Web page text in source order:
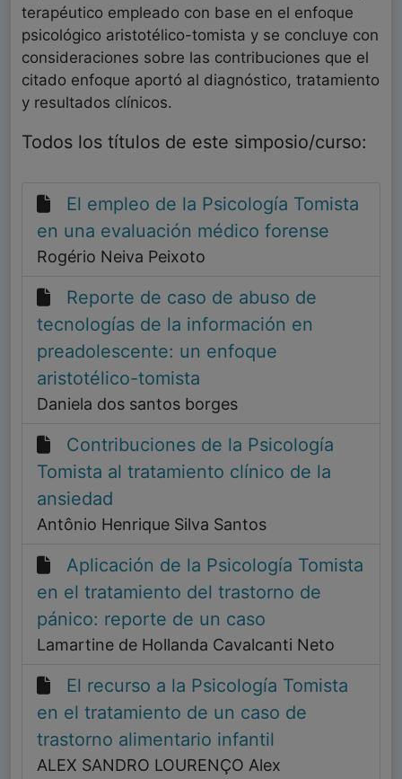
terapéutico empleado con base en el enfoque
psicológico aristotélico-tomista y se concluye con
consideraciones sobre las contribuciones que el
citado enfoque aportó al diagnóstico, tratamiento
y resultados clínicos.
Todos los títulos de este simposio/curso:
El empleo de la Psicología Tomista
en una evaluación médico forense
Rogério Neiva Peixoto
Reporte de caso de abuso de
tecnologías de la información en
preadolescente: un enfoque
aristotélico-tomista
Daniela dos santos borges
Contribuciones de la Psicología
Tomista al tratamiento clínico de la
ansiedad
Antônio Henrique Silva Santos
Aplicación de la Psicología Tomista
en el tratamiento del trastorno de
pánico: reporte de un caso
Lamartine de Hollanda Cavalcanti Neto
El recurso a la Psicología Tomista
en el tratamiento de un caso de
trastorno alimentario infantil
ALEX SANDRO LOURENÇO Alex